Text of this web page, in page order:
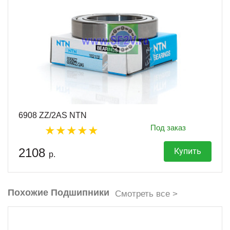
6908 ZZ/2AS NTN
Под заказ
2108 р. Купить
Похожие Подшипники Смотреть все >